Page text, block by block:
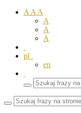
A A A
A
A
A
pl
en
Wyszukaj
frazy